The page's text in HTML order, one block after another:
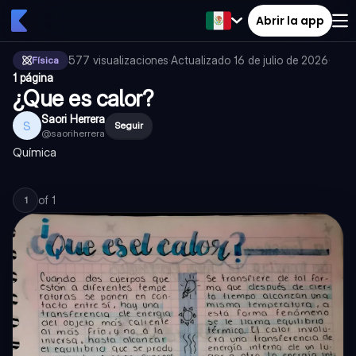
Abrir la app
Física 577 visualizaciones·Actualizado 16 de julio de 2026·
1 página
¿Que es calor?
S Saori Herrera
@saoriherrera
Seguir
Química
1 of 1